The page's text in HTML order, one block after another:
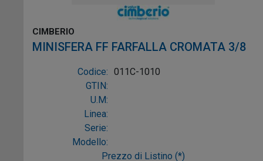
CIMBERIO
MINISFERA FF FARFALLA CROMATA 3/8
Codice: 011C-1010
GTIN:
U.M:
Linea:
Serie:
Modello:
Prezzo di Listino (*)